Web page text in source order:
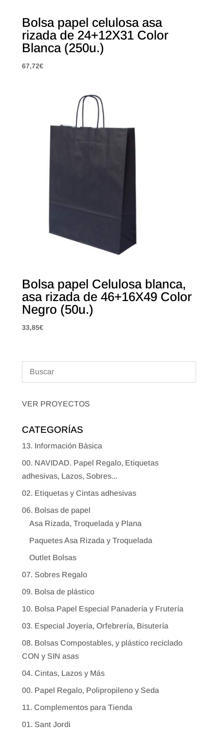
Bolsa papel celulosa asa
rizada de 24+12X31 Color
Blanca (250u.)
67,72€
Bolsa papel Celulosa blanca,
asa rizada de 46+16X49 Color
Negro (50u.)
33,85€
VER PROYECTOS
CATEGORÍAS
13. Información Bàsica
00. NAVIDAD. Papel Regalo, Etiquetas
adhesivas, Lazos, Sobres...
02. Etiquetas y Cintas adhesivas
06. Bolsas de papel
Asa Rizada, Troquelada y Plana
Paquetes Asa Rizada y Troquelada
Outlet Bolsas
07. Sobres Regalo
09. Bolsa de plástico
10. Bolsa Papel Especial Panadería y Frutería
03. Especial Joyería, Orfebrería, Bisutería
08. Bolsas Compostables, y plástico reciclado
CON y SIN asas
04. Cintas, Lazos y Más
00. Papel Regalo, Polipropileno y Seda
11. Complementos para Tienda
01. Sant Jordi